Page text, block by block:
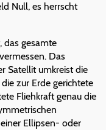
Null, es herrscht
das gesamte
Das
Satellit umkreist die
zur Erde gerichtete
Fliehkraft genau die
Ellipsen- oder